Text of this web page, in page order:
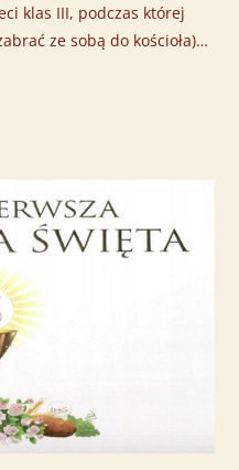
klas III, podczas której
ze sobą do kościoła)…